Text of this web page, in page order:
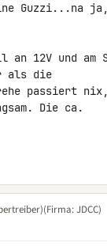
Guzzi...na
an 12V und am
als die
passiert
Die ca.
(Firma: JDCC)